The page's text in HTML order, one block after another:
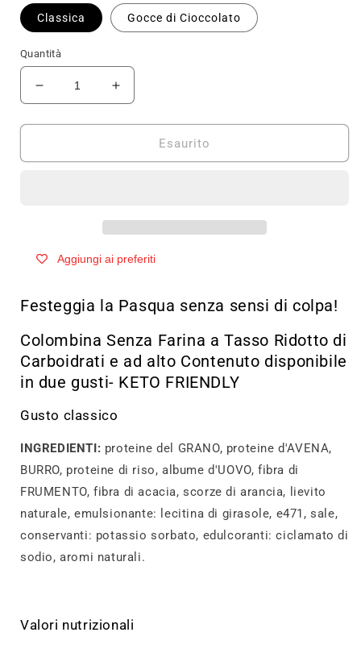
Classica Gocce di Cioccolato
Quantità
Diminuisci
quantità
per
Palombina
Aumenta
quantità
per
FeelingOK
Palombina
Esaurito
Aggiungi ai preferiti
Festeggia la Pasqua senza sensi di colpa!
Colombina Senza Farina a Tasso Ridotto di
Carboidrati e ad alto Contenuto disponibile
in due gusti- KETO FRIENDLY
Gusto classico
INGREDIENTI: proteine del GRANO, proteine d'AVENA,
BURRO, proteine di riso, albume d'UOVO, fibra di
FRUMENTO, fibra di acacia, scorze di arancia, lievito
naturale, emulsionante: lecitina di girasole, e471, sale,
conservanti: potassio sorbato, edulcoranti: ciclamato di
sodio, aromi naturali.
Valori nutrizionali